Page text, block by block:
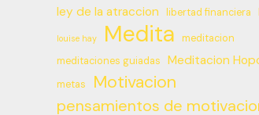
ley de la atraccion libertad financiera
louise hay Medita
meditacion
meditaciones guiadas
Meditacion
metas Motivacion
pensamientos de